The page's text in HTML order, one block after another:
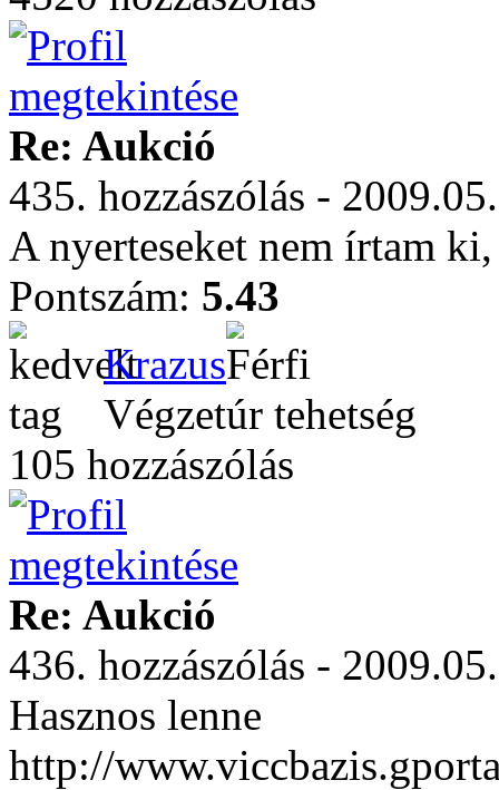
Re: Aukció
435. hozzászólás -
A nyerteseket nem írtam
Pontszám: 5.43
Krazus
Végzetúr tehetség
105 hozzászólás
Re: Aukció
436. hozzászólás -
Hasznos lenne
http://